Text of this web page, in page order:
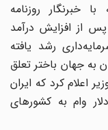
با خبرنگار روزنامه
از افزایش درآمد
رشد یافته
جهان باختر تعلق
نخست وزیر اعلام کرد که ایران
9 میلیارد دلار وام به کشورهای